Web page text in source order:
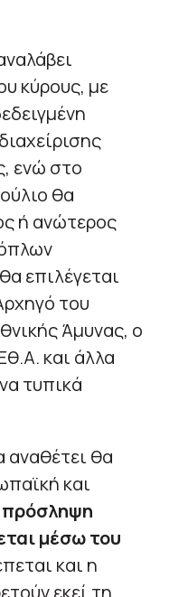
κύρους, με
ενώ στο
θα
ή ανώτερος
επιλέγεται
του
Άμυνας, ο
και άλλα
τυπικά
αναθέτει θα
και
πρόσληψη
μέσω του
και η
εκεί τη